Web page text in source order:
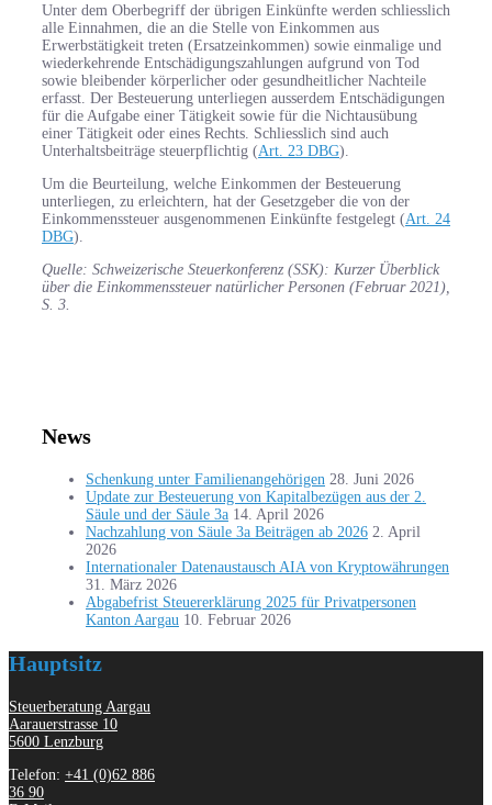
Unter dem Oberbegriff der übrigen Einkünfte werden schliesslich
alle Einnahmen, die an die Stelle von Einkommen aus
Erwerbstätigkeit treten (Ersatzeinkommen) sowie einmalige und
wiederkehrende Entschädigungszahlungen aufgrund von Tod
sowie bleibender körperlicher oder gesundheitlicher Nachteile
erfasst. Der Besteuerung unterliegen ausserdem Entschädigungen
für die Aufgabe einer Tätigkeit sowie für die Nichtausübung
einer Tätigkeit oder eines Rechts. Schliesslich sind auch
Unterhaltsbeiträge steuerpflichtig (Art. 23 DBG).
Um die Beurteilung, welche Einkommen der Besteuerung
unterliegen, zu erleichtern, hat der Gesetzgeber die von der
Einkommenssteuer ausgenommenen Einkünfte festgelegt (Art. 24
DBG).
Quelle: Schweizerische Steuerkonferenz (SSK): Kurzer Überblick
über die Einkommenssteuer natürlicher Personen (Februar 2021),
S. 3.
News
Schenkung unter Familienangehörigen 28. Juni 2026
Update zur Besteuerung von Kapitalbezügen aus der 2.
Säule und der Säule 3a 14. April 2026
Nachzahlung von Säule 3a Beiträgen ab 2026 2. April
2026
Internationaler Datenaustausch AIA von Kryptowährungen
31. März 2026
Abgabefrist Steuererklärung 2025 für Privatpersonen
Kanton Aargau 10. Februar 2026
Hauptsitz
Steuerberatung Aargau
Aarauerstrasse 10
5600 Lenzburg
Telefon: +41 (0)62 886
36 90